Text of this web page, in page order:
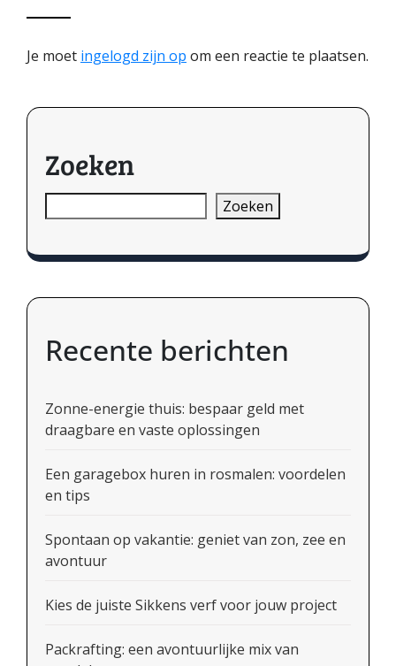
Je moet ingelogd zijn op om een reactie te plaatsen.
Zoeken
Zoeken
Recente berichten
Zonne-energie thuis: bespaar geld met
draagbare en vaste oplossingen
Een garagebox huren in rosmalen: voordelen
en tips
Spontaan op vakantie: geniet van zon, zee en
avontuur
Kies de juiste Sikkens verf voor jouw project
Packrafting: een avontuurlijke mix van